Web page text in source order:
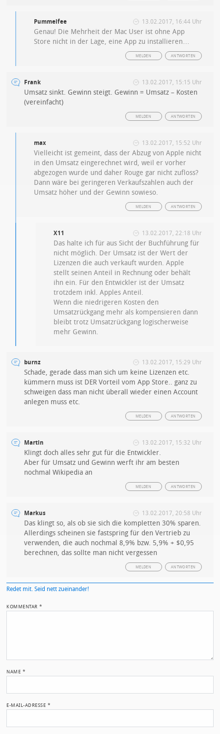
Pummelfee 13.02.2017, 16:44 Uhr
Genau! Die Mehrheit der Mac User ist ohne App
Store nicht in der Lage, eine App zu installieren…
ANTWORTEN
MELDEN
Frank 13.02.2017, 15:15 Uhr
Umsatz sinkt. Gewinn steigt. Gewinn = Umsatz – Kosten
(vereinfacht)
ANTWORTEN
MELDEN
max 13.02.2017, 15:52 Uhr
Vielleicht ist gemeint, dass der Abzug von Apple nicht
in den Umsatz eingerechnet wird, weil er vorher
abgezogen wurde und daher Rouge gar nicht zufloss?
Dann wäre bei geringeren Verkaufszahlen auch der
Umsatz höher und der Gewinn sowieso.
ANTWORTEN
MELDEN
X11 13.02.2017, 22:18 Uhr
Das halte ich für aus Sicht der Buchführung für
nicht möglich. Der Umsatz ist der Wert der
Lizenzen die auch verkauft wurden. Apple
stellt seinen Anteil in Rechnung oder behält
ihn ein. Für den Entwickler ist der Umsatz
trotzdem inkl. Apples Anteil.
Wenn die niedrigeren Kosten den
Umsatzrückgang mehr als kompensieren dann
bleibt trotz Umsatzrückgang logischerweise
mehr Gewinn.
burnz 13.02.2017, 15:29 Uhr
Schade, gerade dass man sich um keine Lizenzen etc.
kümmern muss ist DER Vorteil vom App Store.. ganz zu
schweigen dass man nicht überall wieder einen Account
anlegen muss etc.
ANTWORTEN
MELDEN
Martin 13.02.2017, 15:32 Uhr
Klingt doch alles sehr gut für die Entwickler.
Aber für Umsatz und Gewinn werft ihr am besten
nochmal Wikipedia an
ANTWORTEN
MELDEN
Markus 13.02.2017, 20:58 Uhr
Das klingt so, als ob sie sich die kompletten 30% sparen.
Allerdings scheinen sie fastspring für den Vertrieb zu
verwenden, die auch nochmal 8,9% bzw. 5,9% + $0,95
berechnen, das sollte man nicht vergessen
ANTWORTEN
MELDEN
Redet mit. Seid nett zueinander!
KOMMENTAR*
NAME *
E-MAIL-ADRESSE *